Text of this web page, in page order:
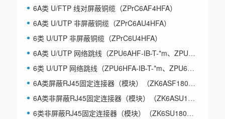
6A类 U/FTP 线对屏蔽铜缆（ZPrC6AF4HFA）
6A类 U/UTP 非屏蔽铜缆（ZPrC6AU4HFA）
6类 U/UTP 非屏蔽铜缆（ZPrC6U4HFA）
6A类 U/UTP 网络跳线（ZPU6AHF-IB-T-*m、ZPU6AHFA-W-T-*M）
6类 U/UTP 网络跳线（ZPU6HFA-IB-T-*m、ZPU6HFA-W-T-*M）
6A类屏蔽RJ45固定连接器（模块）（ZK6ASF180DA）
6A类非屏蔽RJ45固定连接器（模块）（ZK6ASU180D）
6类非屏蔽RJ45固定连接器（模块）（ZK6SU180D）